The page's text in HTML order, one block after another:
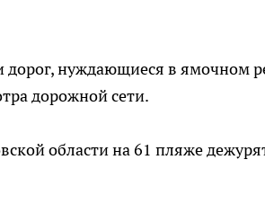
дорог, нуждающиеся в ямочном
дорожной сети.
области на 61 пляже